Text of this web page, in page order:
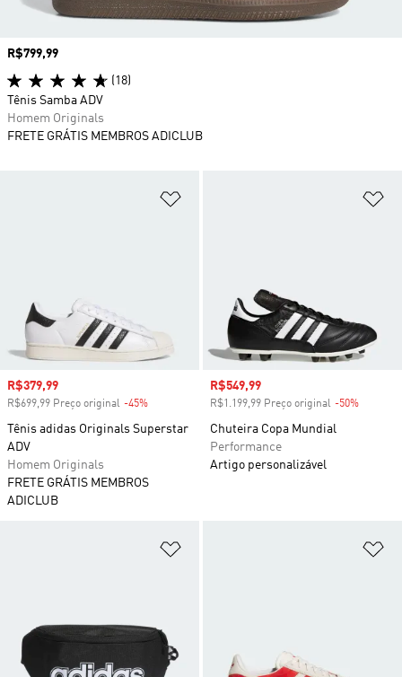
Preço com desconto
R$379,99
R$699,99 Preço original -45%
Tênis adidas Originals Superstar
ADV
Homem Originals
FRETE GRÁTIS MEMBROS
ADICLUB
Preço com desconto
R$549,99
R$1.199,99 Preço original -50%
Chuteira Copa Mundial
Performance
Artigo personalizável
Preço
R$799,99
(18)
Tênis Samba ADV
Homem Originals
FRETE GRÁTIS MEMBROS ADICLUB